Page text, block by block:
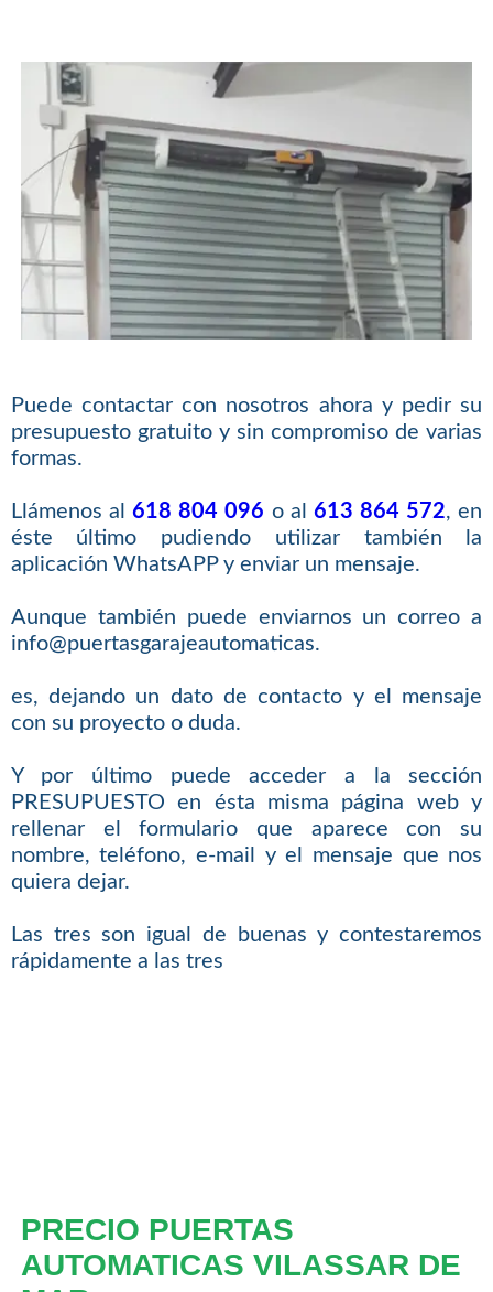
Puede contactar con nosotros ahora y pedir su
presupuesto gratuito y sin compromiso de varias
formas.
Llámenos al618 804 096 o al 613 864 572, en
éste último pudiendo utilizar también la
aplicación WhatsAPP y enviar un mensaje.
Aunque también puede enviarnos un correo a
info@puertasgarajeautomaticas.
es, dejando un dato de contacto y el mensaje
con su proyecto o duda.
Y por último puede acceder a la sección
PRESUPUESTO en ésta misma página web y
rellenar el formulario que aparece con su
nombre, teléfono, e-mail y el mensaje que nos
quiera dejar.
Las tres son igual de buenas y contestaremos
rápidamente a las tres
PRECIO PUERTAS
AUTOMATICAS VILASSAR DE